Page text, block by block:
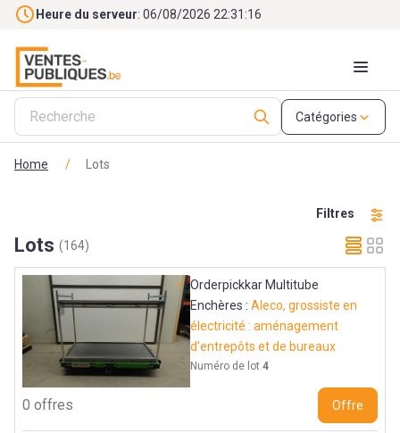
Skip to main content
Heure du serveur: 06/08/2026 22:31:18
Catégories
Home / Lots
Filtres
Lots (164)
Orderpickkar Multitube
Enchères :Aleco, grossiste en
électricité : aménagement
d'entrepôts et de bureaux
Numéro de lot4
0 offres Offre